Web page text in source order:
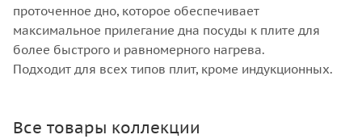
проточенное дно, которое обеспечивает
максимальное прилегание дна посуды к плите для
более быстрого и равномерного нагрева.
Подходит для всех типов плит, кроме индукционных.
Все товары коллекции